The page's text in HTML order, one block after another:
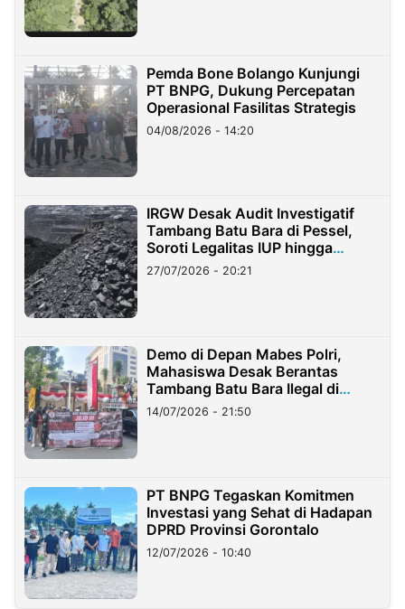
Pemda Bone Bolango Kunjungi
PT BNPG, Dukung Percepatan
Operasional Fasilitas Strategis
04/08/2026 - 14:20
IRGW Desak Audit Investigatif
Tambang Batu Bara di Pessel,
Soroti Legalitas IUP hingga
Stockpile
27/07/2026 - 20:21
Demo di Depan Mabes Polri,
Mahasiswa Desak Berantas
Tambang Batu Bara Ilegal di
Lampung
14/07/2026 - 21:50
PT BNPG Tegaskan Komitmen
Investasi yang Sehat di Hadapan
DPRD Provinsi Gorontalo
12/07/2026 - 10:40